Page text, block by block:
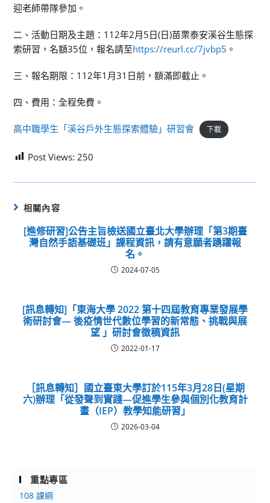
迎老師帶隊參加。
二、活動日期及主題：112年2月5日(日)苗栗泰安溪谷生態探
索研習，名額35位，報名請至https://reurl.cc/7jvbp5 。
三、報名期限：112年1月31日前，額滿即截止。
四、費用：全程免費。
高中職學生「溪谷戶外生態探索體驗」研習會 下載
Post Views: 250
相關內容
[進修研習]公告主旨檢送國立臺北大學辦理「第3期臺
灣自然手語基礎班」課程資訊，請有意願者踴躍報
名。
2024-07-05
[訊息轉知]「東海大學 2022 第十四屆教育專業發展學
術研討會— 後疫情世代數位學習的新常態、挑戰與展
望 」研討會徵稿資訊
2022-01-17
［訊息轉知］國立臺東大學訂於115年3月28日(星期
六)辦理「從發聲到實踐—促進學生參與個別化教育計
畫（IEP）教學知能研習」
2026-03-04
重點專區
108 課綱